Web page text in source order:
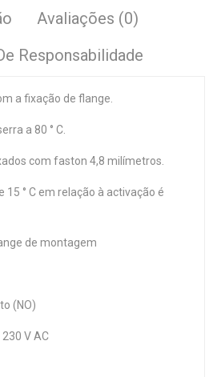
Avaliações (0)
Responsabilidade
a fixação de flange.
a 80 ° C.
com faston 4,8 milímetros.
° C em relação à activação é
de montagem
(NO)
V AC